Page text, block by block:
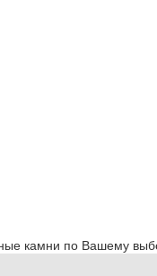
камни по Вашему